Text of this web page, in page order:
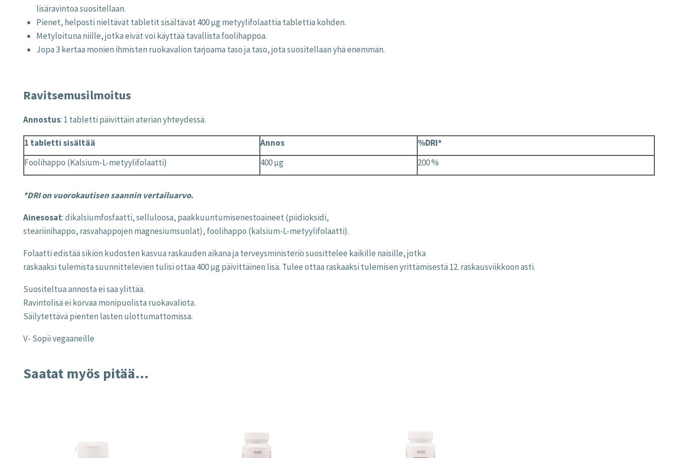
lisäravintoa suositellaan.
Pienet, helposti nieltävät tabletit sisältävät 400 µg metyylifolaattia tablettia kohden.
Metyloituna niille, jotka eivät voi käyttää tavallista foolihappoa.
Jopa 3 kertaa monien ihmisten ruokavalion tarjoama taso ja taso, jota suositellaan yhä enemmän.
Ravitsemusilmoitus
Annostus: 1 tabletti päivittäin aterian yhteydessä.
1 tabletti sisältää Annos
%DRI*
Foolihappo (Kalsium-L-metyylifolaatti)
400 µg 200 %
*DRI on vuorokautisen saannin vertailuarvo.
Ainesosat: dikalsiumfosfaatti, selluloosa, paakkuuntumisenestoaineet (piidioksidi,
steariinihappo, rasvahappojen magnesiumsuolat), foolihappo (kalsium-L-metyylifolaatti).
Folaatti edistää sikiön kudosten kasvua raskauden aikana ja terveysministeriö suosittelee kaikille naisille, jotka
raskaaksi tulemista suunnittelevien tulisi ottaa 400 µg päivittäinen lisä. Tulee ottaa raskaaksi tulemisen yrittämisestä 12. raskausviikkoon asti.
Suositeltua annosta ei saa ylittää.
Ravintolisä ei korvaa monipuolista ruokavaliota.
Säilytettävä pienten lasten ulottumattomissa.
V- Sopii vegaaneille
Saatat myös pitää...